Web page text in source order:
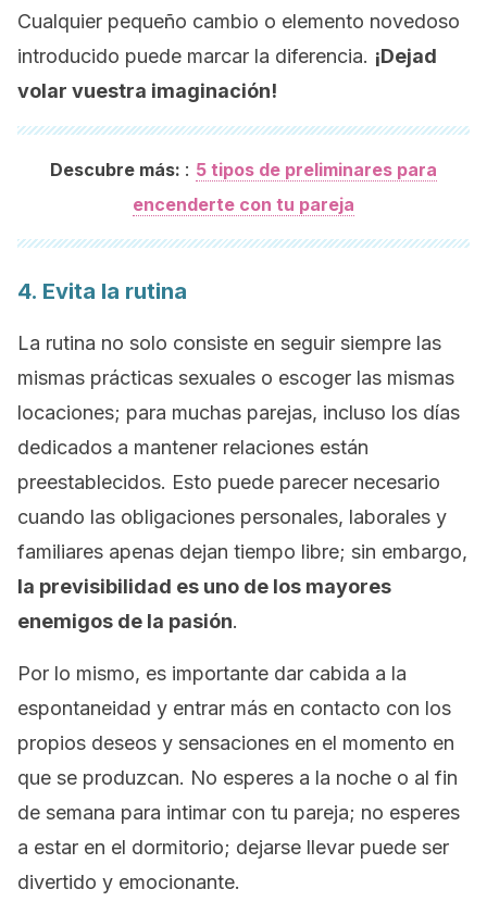
Cualquier pequeño cambio o elemento novedoso
introducido puede marcar la diferencia. ¡Dejad
volar vuestra imaginación!
Descubre más: : 5 tipos de preliminares para
encenderte con tu pareja
4. Evita la rutina
La rutina no solo consiste en seguir siempre las
mismas prácticas sexuales o escoger las mismas
locaciones; para muchas parejas, incluso los días
dedicados a mantener relaciones están
preestablecidos. Esto puede parecer necesario
cuando las obligaciones personales, laborales y
familiares apenas dejan tiempo libre; sin embargo,
la previsibilidad es uno de los mayores
enemigos de la pasión.
Por lo mismo, es importante dar cabida a la
espontaneidad y entrar más en contacto con los
propios deseos y sensaciones en el momento en
que se produzcan. No esperes a la noche o al fin
de semana para intimar con tu pareja; no esperes
a estar en el dormitorio; dejarse llevar puede ser
divertido y emocionante.